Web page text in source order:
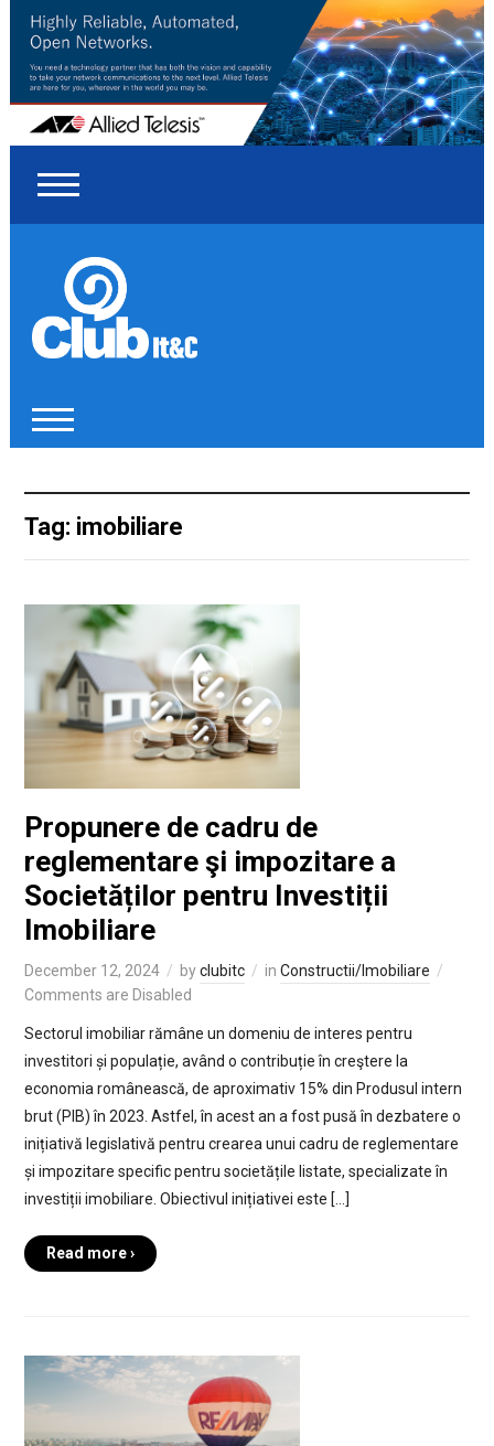
Tag: imobiliare
Propunere de cadru de
reglementare şi impozitare a
Societăților pentru Investiții
Imobiliare
December 12, 2024 byclubitc in Constructii/Imobiliare
Comments are Disabled
Sectorul imobiliar rămâne un domeniu de interes pentru
investitori și populație, având o contribuție în creştere la
economia românească, de aproximativ 15% din Produsul intern
brut (PIB) în 2023. Astfel, în acest an a fost pusă în dezbatere o
inițiativă legislativă pentru crearea unui cadru de reglementare
și impozitare specific pentru societățile listate, specializate în
investiții imobiliare. Obiectivul inițiativei este […]
Read more ›